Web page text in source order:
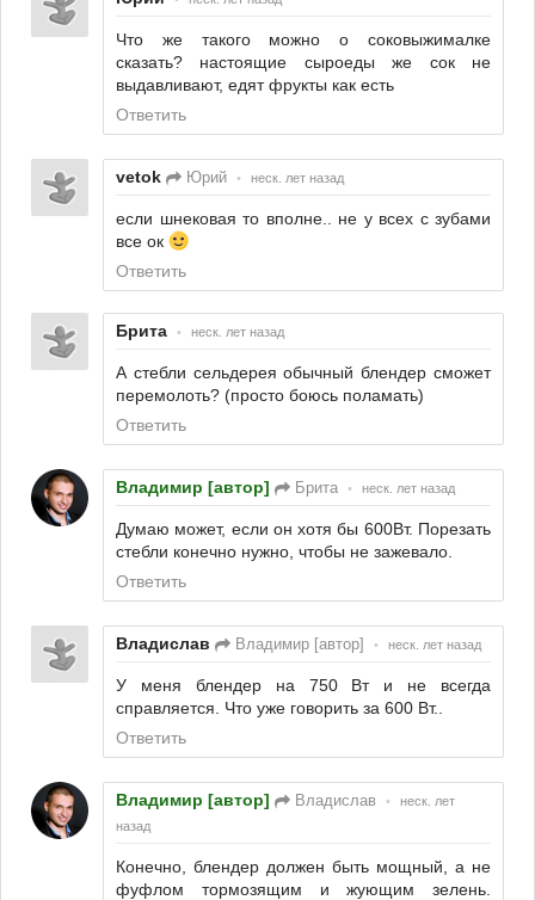
Что же такого можно о соковыжималке
сказать? настоящие сыроеды же сок не
выдавливают, едят фрукты как есть
Ответить
vetok Юрий • неск. лет назад
если шнековая то вполне.. не у всех с зубами
все ок
Ответить
Брита • неск. лет назад
А стебли сельдерея обычный блендер сможет
перемолоть? (просто боюсь поламать)
Ответить
Владимир [автор] Брита • неск. лет назад
Думаю может, если он хотя бы 600Вт. Порезать
стебли конечно нужно, чтобы не зажевало.
Ответить
Владислав Владимир [автор] • неск. лет назад
У меня блендер на 750 Вт и не всегда
справляется. Что уже говорить за 600 Вт..
Ответить
Владимир [автор] Владислав •
неск. лет
назад
Конечно, блендер должен быть мощный, а не
фуфлом тормозящим и жующим зелень.